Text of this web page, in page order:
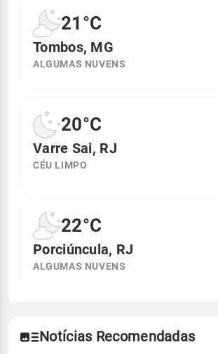
21°C
Tombos, MG
ALGUMAS NUVENS
20°C
Varre Sai, RJ
CÉU LIMPO
22°C
Porciúncula, RJ
ALGUMAS NUVENS
Notícias Recomendadas